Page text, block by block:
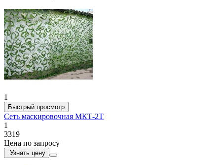
1
Быстрый просмотр
Сеть маскировочная МКТ-2Т
1
3319
Цена по запросу
Узнать цену